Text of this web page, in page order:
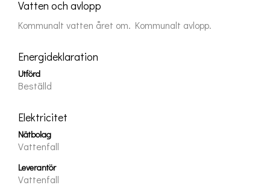
Vatten och avlopp
Kommunalt vatten året om. Kommunalt avlopp.
Energideklaration
Utförd
Beställd
Elektricitet
Nätbolag
Vattenfall
Leverantör
Vattenfall